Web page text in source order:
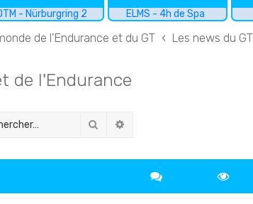
- Nürburgring 2 ELMS - 4h de Spa
de l'Endurance et du GT Les news du
de l'Endurance
Rechercher